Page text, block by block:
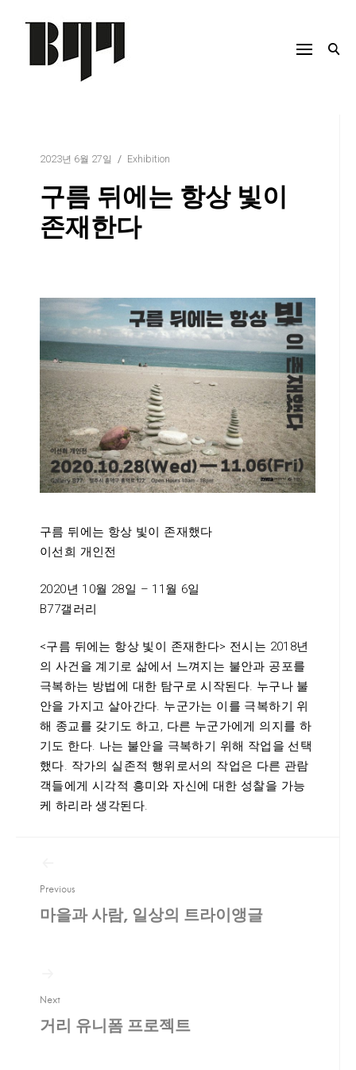
2023년 6월 27일 Exhibition
구름 뒤에는 항상 빛이
존재한다
구름 뒤에는 항상 빛이 존재했다
이선희 개인전
2020년 10월 28일 – 11월 6일
B77갤러리
<구름 뒤에는 항상 빛이 존재한다> 전시는 2018년
의 사건을 계기로 삶에서 느껴지는 불안과 공포를
극복하는 방법에 대한 탐구로 시작된다. 누구나 불
안을 가지고 살아간다. 누군가는 이를 극복하기 위
해 종교를 갖기도 하고, 다른 누군가에게 의지를 하
기도 한다. 나는 불안을 극복하기 위해 작업을 선택
했다. 작가의 실존적 행위로서의 작업은 다른 관람
객들에게 시각적 흥미와 자신에 대한 성찰을 가능
케 하리라 생각된다.
색
Previous
마을과 사람, 일상의 트라이앵글
Next
거리 유니폼 프로젝트